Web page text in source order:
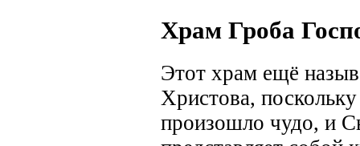
Храм Гроба
Этот храм ещё
Христова,
произошло чудо, и